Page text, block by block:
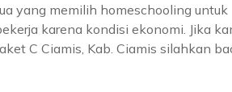
yang memilih homeschooling untuk
karena kondisi ekonomi. Jika
C Ciamis, Kab. Ciamis silahkan